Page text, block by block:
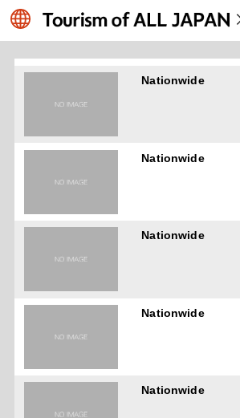
Nationwide
Nationwide
Nationwide
Nationwide
Nationwide